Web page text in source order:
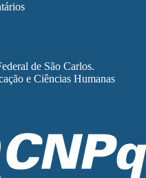
de São Carlos.
e Ciências Humanas